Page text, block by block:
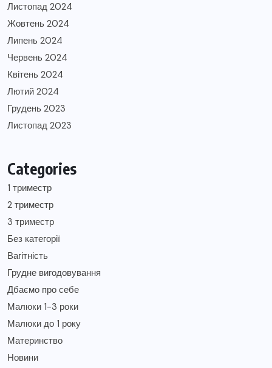
Листопад 2024
Жовтень 2024
Липень 2024
Червень 2024
Квітень 2024
Лютий 2024
Грудень 2023
Листопад 2023
Categories
1 триместр
2 триместр
3 триместр
Без категорії
Вагітність
Грудне вигодовування
Дбаємо про себе
Малюки 1-3 роки
Малюки до 1 року
Материнство
Новини